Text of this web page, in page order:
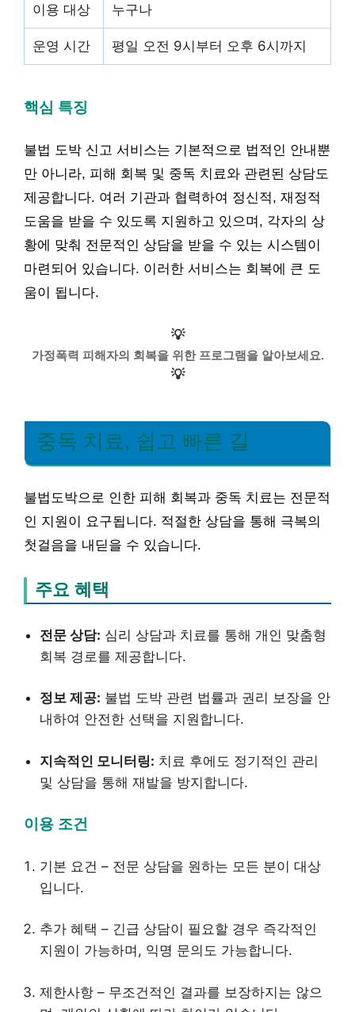
이용 대상 누구나
운영 시간 평일 오전 9시부터 오후 6시까지
핵심 특징
불법 도박 신고 서비스는 기본적으로 법적인 안내뿐
만 아니라, 피해 회복 및 중독 치료와 관련된 상담도
제공합니다. 여러 기관과 협력하여 정신적, 재정적
도움을 받을 수 있도록 지원하고 있으며, 각자의 상
황에 맞춰 전문적인 상담을 받을 수 있는 시스템이
마련되어 있습니다. 이러한 서비스는 회복에 큰 도
움이 됩니다.
💡
가정폭력 피해자의 회복을 위한 프로그램을 알아보세요.
💡
중독 치료, 쉽고 빠른 길
불법도박으로 인한 피해 회복과 중독 치료는 전문적
인 지원이 요구됩니다. 적절한 상담을 통해 극복의
첫걸음을 내딛을 수 있습니다.
주요 혜택
전문 상담: 심리 상담과 치료를 통해 개인 맞춤형
회복 경로를 제공합니다.
정보 제공: 불법 도박 관련 법률과 권리 보장을 안
내하여 안전한 선택을 지원합니다.
지속적인 모니터링: 치료 후에도 정기적인 관리
및 상담을 통해 재발을 방지합니다.
이용 조건
기본 요건 – 전문 상담을 원하는 모든 분이 대상
입니다.
추가 혜택 – 긴급 상담이 필요할 경우 즉각적인
지원이 가능하며, 익명 문의도 가능합니다.
제한사항 – 무조건적인 결과를 보장하지는 않으